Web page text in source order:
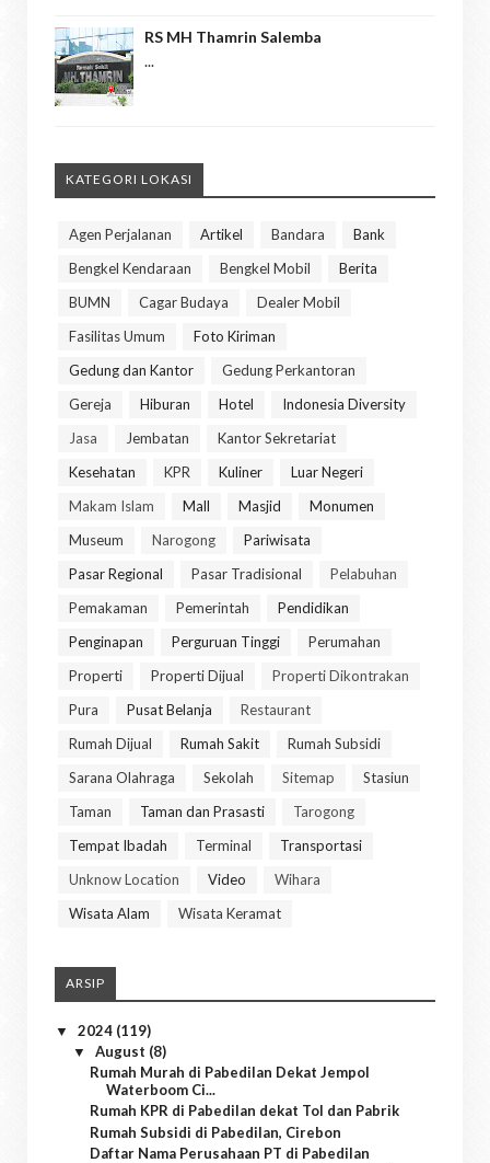
RS MH Thamrin Salemba
...
KATEGORI LOKASI
Agen Perjalanan Artikel Bandara
Bank
Bengkel Kendaraan
Bengkel Mobil
Berita
BUMN
Cagar Budaya
Dealer Mobil
Fasilitas Umum
Foto Kiriman
Gedung dan Kantor
Gedung Perkantoran
Gereja
Hiburan Hotel
Indonesia Diversity
Jasa
Jembatan
Kantor Sekretariat
Kesehatan
KPR Kuliner
Luar Negeri
Makam Islam
Mall Masjid
Monumen
Museum
Narogong
Pariwisata
Pasar Regional
Pasar Tradisional
Pelabuhan
Pemakaman
Pemerintah
Pendidikan
Penginapan
Perguruan Tinggi
Perumahan
Properti
Properti Dijual
Properti Dikontrakan
Pura
Pusat Belanja
Restaurant
Rumah Dijual
Rumah Sakit
Rumah Subsidi
Sarana Olahraga
Sekolah Sitemap
Stasiun
Taman
Taman dan Prasasti
Tarogong
Tempat Ibadah
Terminal
Transportasi
Unknow Location
Video
Wihara
Wisata Alam
Wisata Keramat
ARSIP
▼ 2024 (119)
▼ August (8)
Rumah Murah di Pabedilan Dekat Jempol
Waterboom Ci...
Rumah KPR di Pabedilan dekat Tol dan Pabrik
Rumah Subsidi di Pabedilan, Cirebon
Daftar Nama Perusahaan PT di Pabedilan